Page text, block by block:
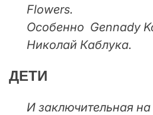
Flowers.
Особенно Gennady
Николай Каблука.
ДЕТИ
И заключительная на